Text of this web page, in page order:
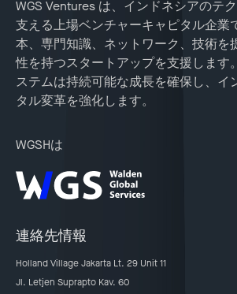
WGS Ventures は、インドネシアのテ
支える上場ベンチャーキャピタル企業
本、専門知識、ネットワーク、技術を
性を持つスタートアップを支援します
ステムは持続可能な成長を確保し、イ
タル変革を強化します。
WGSHは
連絡先情報
Holland Village Jakarta Lt. 29 Unit 11
Jl. Letjen Suprapto Kav. 60